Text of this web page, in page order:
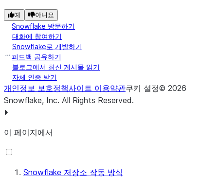
예 아니요
Snowflake 방문하기
대화에 참여하기
Snowflake로 개발하기
피드백 공유하기
블로그에서 최신 게시물 읽기
자체 인증 받기
개인정보 보호정책사이트 이용약관쿠키 설정© 2026
Snowflake, Inc. All Rights Reserved.
이 페이지에서
Snowflake 저장소 작동 방식